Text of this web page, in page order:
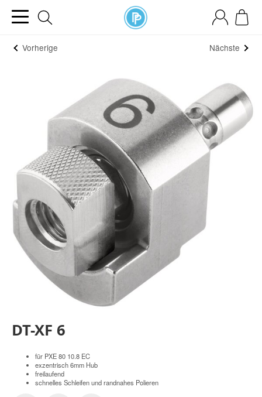
Vorherige Nächste
DT-XF 6
für PXE 80 10.8 EC
exzentrisch 6mm Hub
freilaufend
schnelles Schleifen und randnahes Polieren